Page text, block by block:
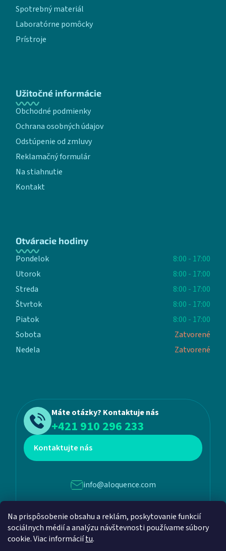
Na prispôsobenie obsahu a reklám, poskytovanie funkcií
sociálnych médií a analýzu návštevnosti používame súbory
cookie. Viac informáciítu.
Spotrebný materiál
Laboratórne pomôcky
Prístroje
Užitočné informácie
Obchodné podmienky
Ochrana osobných údajov
Odstúpenie od zmluvy
Reklamačný formulár
Na stiahnutie
Kontakt
Otváracie hodiny
Pondelok
8:00 - 17:00
Utorok
8:00 - 17:00
Streda
8:00 - 17:00
Štvrtok
8:00 - 17:00
Piatok
8:00 - 17:00
Sobota
Zatvorené
Nedela
Zatvorené
Máte otázky? Kontaktuje nás
+421 910 296 233
Kontaktujte nás
info@aloquence.com
Martina Benku 6, 952 01, Vráble